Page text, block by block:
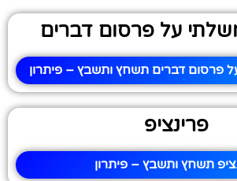
על פרסום דברים
פרסום דברים תשחץ ותשבץ – פיתרון
פרינציפ
תשחץ ותשבץ – פיתרון